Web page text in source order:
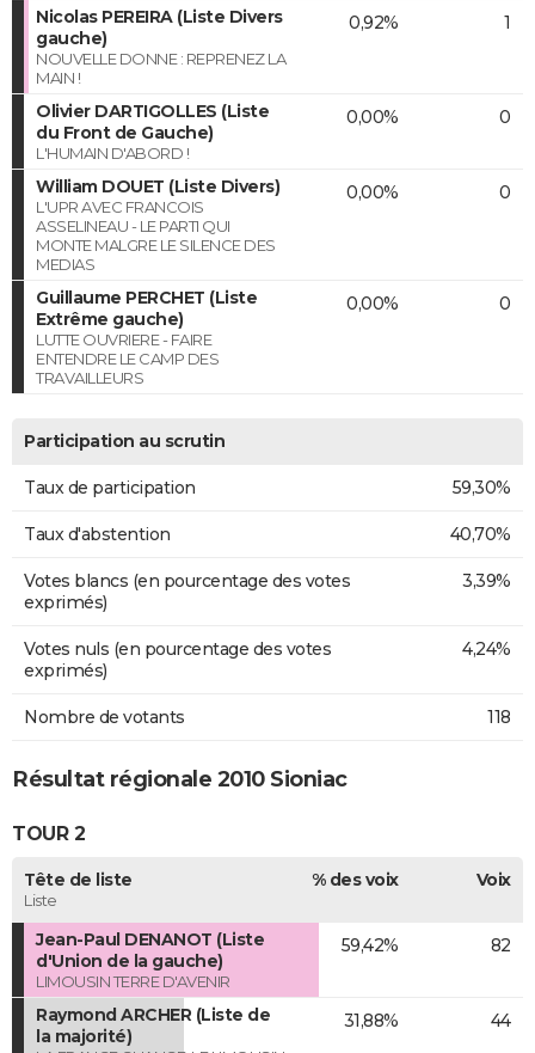
Nicolas PEREIRA (Liste Divers
gauche)
NOUVELLE DONNE : REPRENEZ LA
MAIN !
0,92% 1
Olivier DARTIGOLLES (Liste
du Front de Gauche)
L'HUMAIN D'ABORD !
0,00% 0
William DOUET (Liste Divers)
L'UPR AVEC FRANCOIS
ASSELINEAU - LE PARTI QUI
MONTE MALGRE LE SILENCE DES
MEDIAS
0,00% 0
Guillaume PERCHET (Liste
Extrême gauche)
LUTTE OUVRIERE - FAIRE
ENTENDRE LE CAMP DES
TRAVAILLEURS
0,00% 0
Participation au scrutin
Taux de participation 59,30%
Taux d'abstention 40,70%
Votes blancs (en pourcentage des votes
exprimés)
3,39%
Votes nuls (en pourcentage des votes
exprimés)
4,24%
Nombre de votants 118
Résultat régionale 2010 Sioniac
TOUR 2
Tête de liste
Liste
% des voix Voix
Jean-Paul DENANOT (Liste
d'Union de la gauche)
LIMOUSIN TERRE D'AVENIR
59,42% 82
Raymond ARCHER (Liste de
la majorité)
31,88% 44